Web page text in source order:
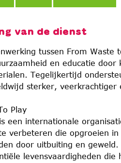
u
r
0
m
i
n
van de dienst
tussen From Waste
en educatie
Tegelijkertijd
sterker, veerkrachtiger
Play
een internationale
verbeteren die opgroeien
door uitbuiting en
levensvaardigheden